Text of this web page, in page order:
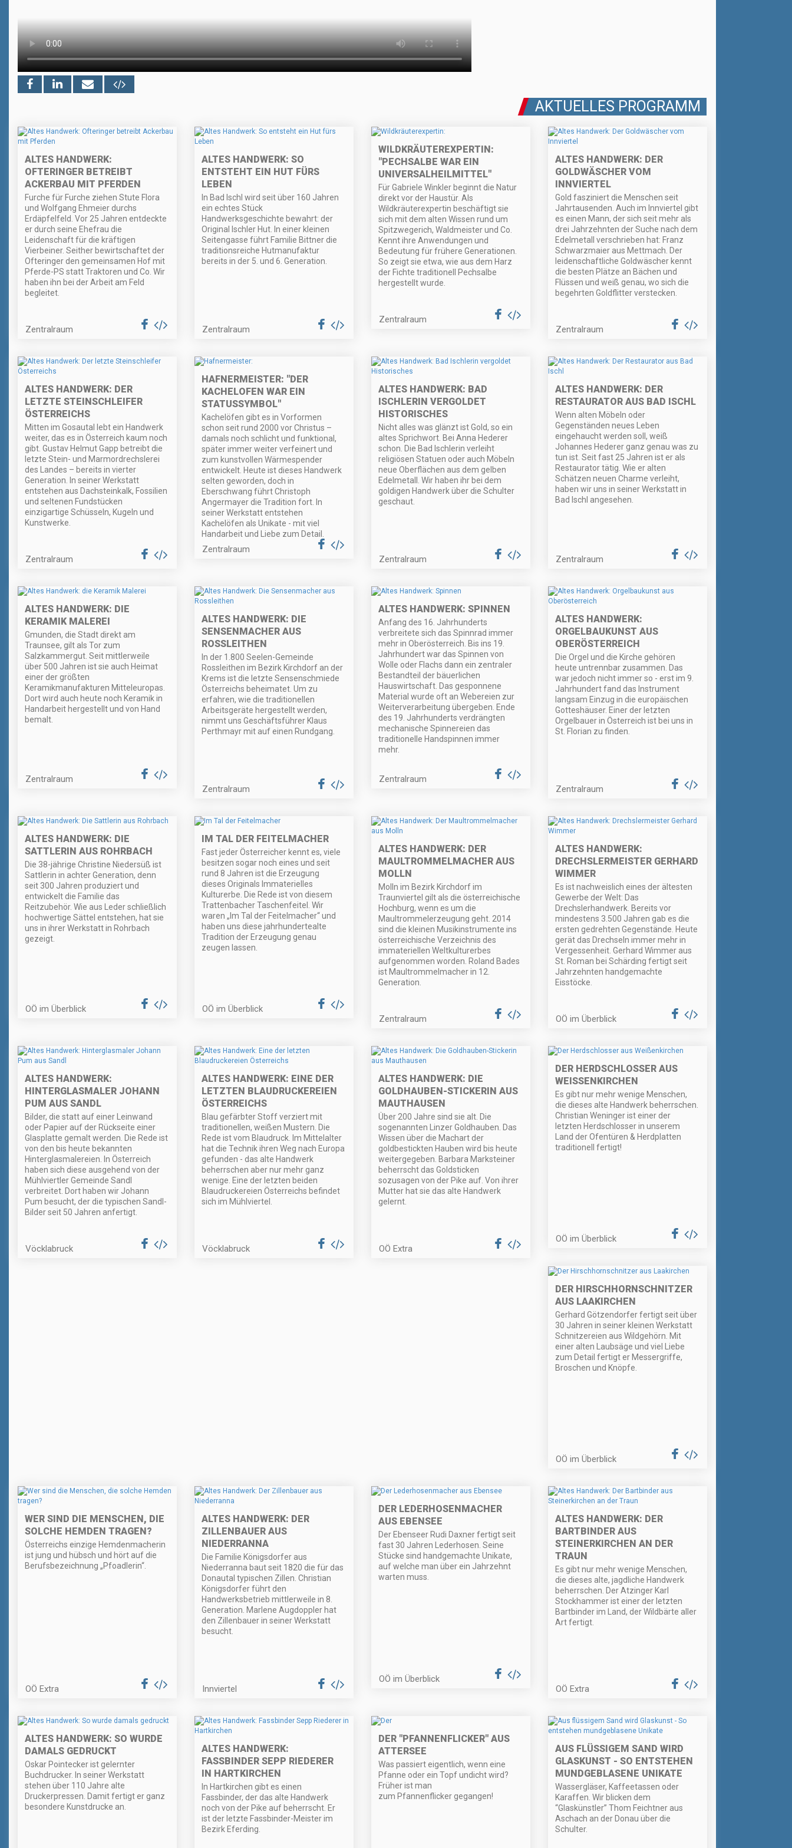
AKTUELLES PROGRAMM
ALTES HANDWERK:
OFTERINGER BETREIBT
ACKERBAU MIT PFERDEN
Furche für Furche ziehen Stute Flora
und Wolfgang Ehmeier durchs
Erdäpfelfeld. Vor 25 Jahren entdeckte
er durch seine Ehefrau die
Leidenschaft für die kräftigen
Vierbeiner. Seither bewirtschaftet der
Ofteringer den gemeinsamen Hof mit
Pferde-PS statt Traktoren und Co. Wir
haben ihn bei der Arbeit am Feld
begleitet.
Zentralraum
ALTES HANDWERK: SO
ENTSTEHT EIN HUT FÜRS
LEBEN
In Bad Ischl wird seit über 160 Jahren
ein echtes Stück
Handwerksgeschichte bewahrt: der
Original Ischler Hut. In einer kleinen
Seitengasse führt Familie Bittner die
traditionsreiche Hutmanufaktur
bereits in der 5. und 6. Generation.
Zentralraum
WILDKRÄUTEREXPERTIN:
"PECHSALBE WAR EIN
UNIVERSALHEILMITTEL"
Für Gabriele Winkler beginnt die Natur
direkt vor der Haustür. Als
Wildkräuterexpertin beschäftigt sie
sich mit dem alten Wissen rund um
Spitzwegerich, Waldmeister und Co.
Kennt ihre Anwendungen und
Bedeutung für frühere Generationen.
So zeigt sie etwa, wie aus dem Harz
der Fichte traditionell Pechsalbe
hergestellt wurde.
Zentralraum
ALTES HANDWERK: DER
GOLDWÄSCHER VOM
INNVIERTEL
Gold fasziniert die Menschen seit
Jahrtausenden. Auch im Innviertel gibt
es einen Mann, der sich seit mehr als
drei Jahrzehnten der Suche nach dem
Edelmetall verschrieben hat: Franz
Schwarzmaier aus Mettmach. Der
leidenschaftliche Goldwäscher kennt
die besten Plätze an Bächen und
Flüssen und weiß genau, wo sich die
begehrten Goldflitter verstecken.
Zentralraum
ALTES HANDWERK: DER
LETZTE STEINSCHLEIFER
ÖSTERREICHS
Mitten im Gosautal lebt ein Handwerk
weiter, das es in Österreich kaum noch
gibt. Gustav Helmut Gapp betreibt die
letzte Stein- und Marmordrechslerei
des Landes – bereits in vierter
Generation. In seiner Werkstatt
entstehen aus Dachsteinkalk, Fossilien
und seltenen Fundstücken
einzigartige Schüsseln, Kugeln und
Kunstwerke.
Zentralraum
HAFNERMEISTER: "DER
KACHELOFEN WAR EIN
STATUSSYMBOL"
Kachelöfen gibt es in Vorformen
schon seit rund 2000 vor Christus –
damals noch schlicht und funktional,
später immer weiter verfeinert und
zum kunstvollen Wärmespender
entwickelt. Heute ist dieses Handwerk
selten geworden, doch in
Eberschwang führt Christoph
Angermayer die Tradition fort. In
seiner Werkstatt entstehen
Kachelöfen als Unikate - mit viel
Handarbeit und Liebe zum Detail.
Zentralraum
ALTES HANDWERK: BAD
ISCHLERIN VERGOLDET
HISTORISCHES
Nicht alles was glänzt ist Gold, so ein
altes Sprichwort. Bei Anna Hederer
schon. Die Bad Ischlerin verleiht
religiösen Statuen oder auch Möbeln
neue Oberflächen aus dem gelben
Edelmetall. Wir haben ihr bei dem
goldigen Handwerk über die Schulter
geschaut.
Zentralraum
ALTES HANDWERK: DER
RESTAURATOR AUS BAD ISCHL
Wenn alten Möbeln oder
Gegenständen neues Leben
eingehaucht werden soll, weiß
Johannes Hederer ganz genau was zu
tun ist. Seit fast 25 Jahren ist er als
Restaurator tätig. Wie er alten
Schätzen neuen Charme verleiht,
haben wir uns in seiner Werkstatt in
Bad Ischl angesehen.
Zentralraum
ALTES HANDWERK: DIE
KERAMIK MALEREI
Gmunden, die Stadt direkt am
Traunsee, gilt als Tor zum
Salzkammergut. Seit mittlerweile
über 500 Jahren ist sie auch Heimat
einer der größten
Keramikmanufakturen Mitteleuropas.
Dort wird auch heute noch Keramik in
Handarbeit hergestellt und von Hand
bemalt.
Zentralraum
ALTES HANDWERK: DIE
SENSENMACHER AUS
ROSSLEITHEN
In der 1.800 Seelen-Gemeinde
Rossleithen im Bezirk Kirchdorf an der
Krems ist die letzte Sensenschmiede
Österreichs beheimatet. Um zu
erfahren, wie die traditionellen
Arbeitsgeräte hergestellt werden,
nimmt uns Geschäftsführer Klaus
Perthmayr mit auf einen Rundgang.
Zentralraum
ALTES HANDWERK: SPINNEN
Anfang des 16. Jahrhunderts
verbreitete sich das Spinnrad immer
mehr in Oberösterreich. Bis ins 19.
Jahrhundert war das Spinnen von
Wolle oder Flachs dann ein zentraler
Bestandteil der bäuerlichen
Hauswirtschaft. Das gesponnene
Material wurde oft an Webereien zur
Weiterverarbeitung übergeben. Ende
des 19. Jahrhunderts verdrängten
mechanische Spinnereien das
traditionelle Handspinnen immer
mehr.
Zentralraum
ALTES HANDWERK:
ORGELBAUKUNST AUS
OBERÖSTERREICH
Die Orgel und die Kirche gehören
heute untrennbar zusammen. Das
war jedoch nicht immer so - erst im 9.
Jahrhundert fand das Instrument
langsam Einzug in die europäischen
Gotteshäuser. Einer der letzten
Orgelbauer in Österreich ist bei uns in
St. Florian zu finden.
Zentralraum
ALTES HANDWERK: DIE
SATTLERIN AUS ROHRBACH
Die 38-jährige Christine Niedersüß ist
Sattlerin in achter Generation, denn
seit 300 Jahren produziert und
entwickelt die Familie das
Reitzubehör. Wie aus Leder schließlich
hochwertige Sättel entstehen, hat sie
uns in ihrer Werkstatt in Rohrbach
gezeigt.
OÖ im Überblick
IM TAL DER FEITELMACHER
Fast jeder Österreicher kennt es, viele
besitzen sogar noch eines und seit
rund 8 Jahren ist die Erzeugung
dieses Originals Immaterielles
Kulturerbe. Die Rede ist von diesem
Trattenbacher Taschenfeitel. Wir
waren „Im Tal der Feitelmacher“ und
haben uns diese jahrhundertealte
Tradition der Erzeugung genau
zeugen lassen.
OÖ im Überblick
ALTES HANDWERK: DER
MAULTROMMELMACHER AUS
MOLLN
Molln im Bezirk Kirchdorf im
Traunviertel gilt als die österreichische
Hochburg, wenn es um die
Maultrommelerzeugung geht. 2014
sind die kleinen Musikinstrumente ins
österreichische Verzeichnis des
immateriellen Weltkulturerbes
aufgenommen worden. Roland Bades
ist Maultrommelmacher in 12.
Generation.
Zentralraum
ALTES HANDWERK:
DRECHSLERMEISTER GERHARD
WIMMER
Es ist nachweislich eines der ältesten
Gewerbe der Welt: Das
Drechslerhandwerk. Bereits vor
mindestens 3.500 Jahren gab es die
ersten gedrehten Gegenstände. Heute
gerät das Drechseln immer mehr in
Vergessenheit. Gerhard Wimmer aus
St. Roman bei Schärding fertigt seit
Jahrzehnten handgemachte
Eisstöcke.
OÖ im Überblick
ALTES HANDWERK:
HINTERGLASMALER JOHANN
PUM AUS SANDL
Bilder, die statt auf einer Leinwand
oder Papier auf der Rückseite einer
Glasplatte gemalt werden. Die Rede ist
von den bis heute bekannten
Hinterglasmalereien. In Österreich
haben sich diese ausgehend von der
Mühlviertler Gemeinde Sandl
verbreitet. Dort haben wir Johann
Pum besucht, der die typischen Sandl-
Bilder seit 50 Jahren anfertigt.
Vöcklabruck
ALTES HANDWERK: EINE DER
LETZTEN BLAUDRUCKEREIEN
ÖSTERREICHS
Blau gefärbter Stoff verziert mit
traditionellen, weißen Mustern. Die
Rede ist vom Blaudruck. Im Mittelalter
hat die Technik ihren Weg nach Europa
gefunden - das alte Handwerk
beherrschen aber nur mehr ganz
wenige. Eine der letzten beiden
Blaudruckereien Österreichs befindet
sich im Mühlviertel.
Vöcklabruck
ALTES HANDWERK: DIE
GOLDHAUBEN-STICKERIN AUS
MAUTHAUSEN
Über 200 Jahre sind sie alt. Die
sogenannten Linzer Goldhauben. Das
Wissen über die Machart der
goldbestickten Hauben wird bis heute
weitergegeben. Barbara Marksteiner
beherrscht das Goldsticken
sozusagen von der Pike auf. Von ihrer
Mutter hat sie das alte Handwerk
gelernt.
OÖ Extra
DER HERDSCHLOSSER AUS
WEISSENKIRCHEN
Es gibt nur mehr wenige Menschen,
die dieses alte Handwerk beherrschen.
Christian Weninger ist einer der
letzten Herdschlosser in unserem
Land der Ofentüren & Herdplatten
traditionell fertigt!
OÖ im Überblick
DER HIRSCHHORNSCHNITZER
AUS LAAKIRCHEN
Gerhard Götzendorfer fertigt seit über
30 Jahren in seiner kleinen Werkstatt
Schnitzereien aus Wildgehörn. Mit
einer alten Laubsäge und viel Liebe
zum Detail fertigt er Messergriffe,
Broschen und Knöpfe.
OÖ im Überblick
WER SIND DIE MENSCHEN, DIE
SOLCHE HEMDEN TRAGEN?
Österreichs einzige Hemdenmacherin
ist jung und hübsch und hört auf die
Berufsbezeichnung „Pfoadlerin“.
OÖ Extra
ALTES HANDWERK: DER
ZILLENBAUER AUS
NIEDERRANNA
Die Familie Königsdorfer aus
Niederranna baut seit 1820 die für das
Donautal typischen Zillen. Christian
Königsdorfer führt den
Handwerksbetrieb mittlerweile in 8.
Generation. Marlene Augdoppler hat
den Zillenbauer in seiner Werkstatt
besucht.
Innviertel
DER LEDERHOSENMACHER
AUS EBENSEE
Der Ebenseer Rudi Daxner fertigt seit
fast 30 Jahren Lederhosen. Seine
Stücke sind handgemachte Unikate,
auf welche man über ein Jahrzehnt
warten muss.
OÖ im Überblick
ALTES HANDWERK: DER
BARTBINDER AUS
STEINERKIRCHEN AN DER
TRAUN
Es gibt nur mehr wenige Menschen,
die dieses alte, jagdliche Handwerk
beherrschen. Der Atzinger Karl
Stockhammer ist einer der letzten
Bartbinder im Land, der Wildbärte aller
Art fertigt.
OÖ Extra
ALTES HANDWERK: SO WURDE
DAMALS GEDRUCKT
Oskar Pointecker ist gelernter
Buchdrucker. In seiner Werkstatt
stehen über 110 Jahre alte
Druckerpressen. Damit fertigt er ganz
besondere Kunstdrucke an.
ALTES HANDWERK:
FASSBINDER SEPP RIEDERER
IN HARTKIRCHEN
In Hartkirchen gibt es einen
Fassbinder, der das alte Handwerk
noch von der Pike auf beherrscht. Er
ist der letzte Fassbinder-Meister im
Bezirk Eferding.
DER "PFANNENFLICKER" AUS
ATTERSEE
Was passiert eigentlich, wenn eine
Pfanne oder ein Topf undicht wird?
Früher ist man
zum Pfannenflicker gegangen!
AUS FLÜSSIGEM SAND WIRD
GLASKUNST - SO ENTSTEHEN
MUNDGEBLASENE UNIKATE
Wassergläser, Kaffeetassen oder
Karaffen. Wir blicken dem
“Glaskünstler” Thom Feichtner aus
Aschach an der Donau über die
Schulter.